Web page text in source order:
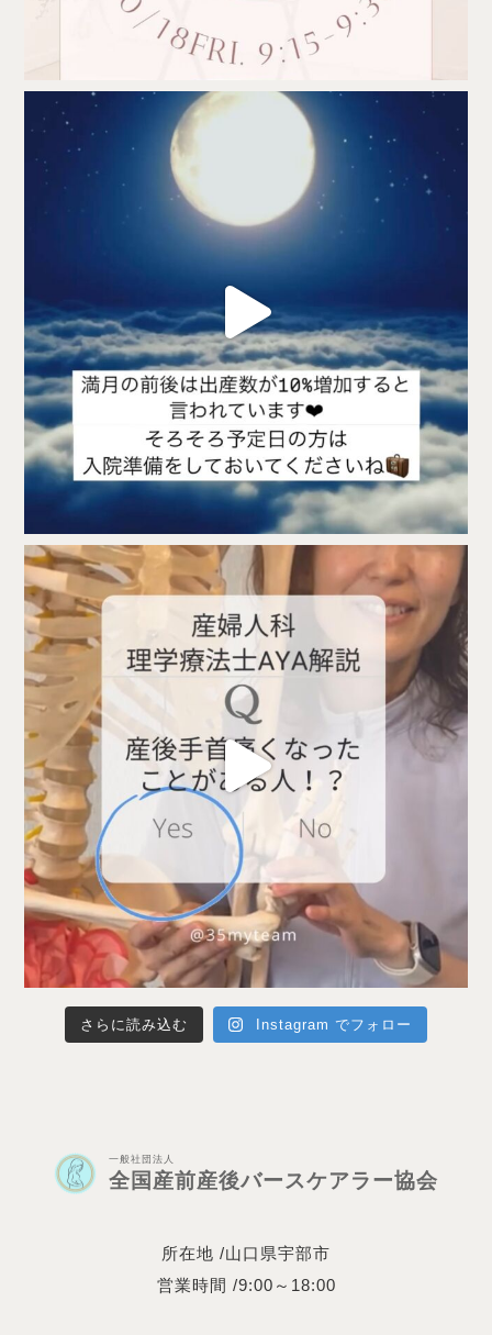
一般社団法人
全国産前産後バースケアラー協会
所在地 /山口県宇部市
営業時間 /9:00～18:00
さらに読み込む Instagram でフォロー